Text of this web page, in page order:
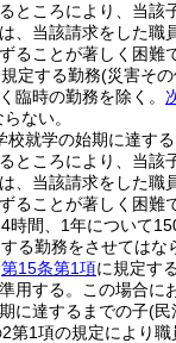
ところにより、当該
、当該請求をした職
ることが著しく困難
定する勤務(災害そ
臨時の勤務を除く。
ない。
校就学の始期に達す
ところにより、当該
、当該請求をした職
ることが著しく困難
時間、1年について
る勤務をさせてはな
第15条第1項に規定す
用する。
この場合に
に達するまでの子(民
第1項の規定により